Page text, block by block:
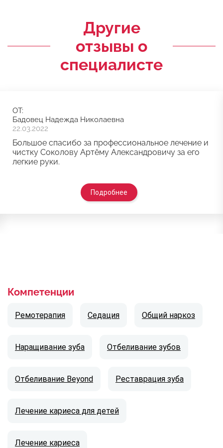
Другие
отзывы о
специалисте
ОТ:
Бадовец Надежда Николаевна
22.03.2022
Большое спасибо за профессиональное лечение и
чистку Соколову Артёму Александровичу за его
легкие руки.
Подробнее
Компетенции
Ремотерапия Седация Общий наркоз
Наращивание зуба Отбеливание зубов
Отбеливание Beyond Реставрация зуба
Лечение кариеса для детей
Лечение кариеса